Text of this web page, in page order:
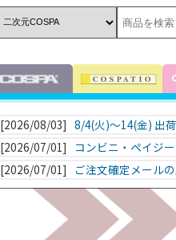
[2026/08/03] 8/4(火)～14(金) 出
[2026/07/01]
コンビニ・ペイジ
[2026/07/01]
ご注文確定メール